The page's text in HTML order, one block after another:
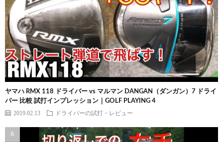
ヤマハ RMX 118 ドライバー vs マルマン DANGAN（ダンガン）7 ドライ
バー 比較 試打インプレッション｜GOLF PLAYING 4
2019.02.13 ドライバーの試打・レビュー